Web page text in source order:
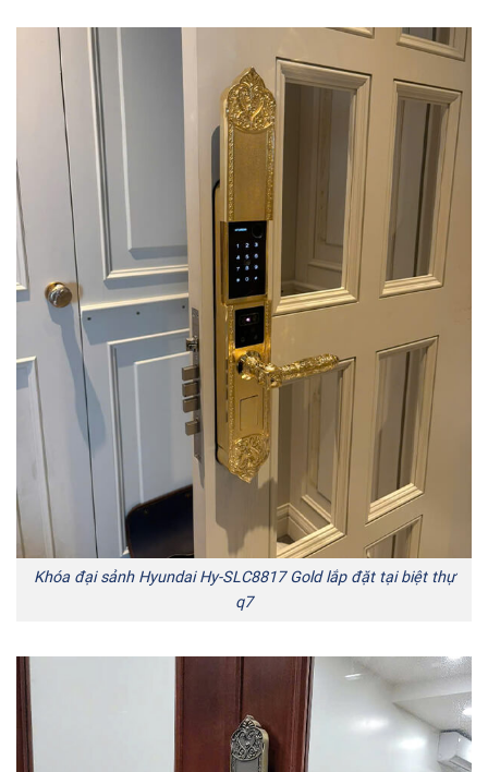
Khóa đại sảnh Hyundai Hy-SLC8817 Gold lắp đặt tại biệt thự
q7